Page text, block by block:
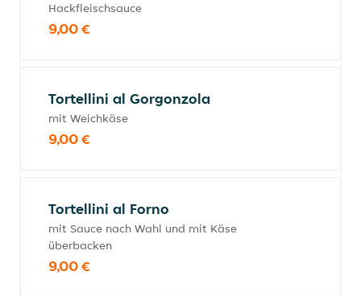
Hackfleischsauce
9,00 €
Tortellini al Gorgonzola
mit Weichkäse
9,00 €
Tortellini al Forno
mit Sauce nach Wahl und mit Käse
überbacken
9,00 €